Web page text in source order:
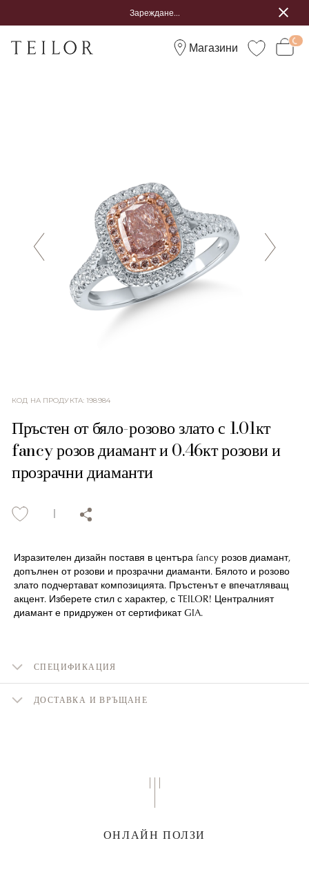
Зареждане...
Магазини
КОД НА ПРОДУКТА:198984
Пръстен от бяло-розово злато с 1.01кт
fancy розов диамант и 0.46кт розови и
прозрачни диаманти
Изразителен дизайн поставя в центъра fancy розов диамант,
допълнен от розови и прозрачни диаманти. Бялото и розово
злато подчертават композицията. Пръстенът е впечатляващ
акцент. Изберете стил с характер, с TEILOR! Централният
диамант е придружен от сертификат GIA.
СПЕЦИФИКАЦИЯ
ДОСТАВКА И ВРЪЩАНЕ
ОНЛАЙН ПОЛЗИ